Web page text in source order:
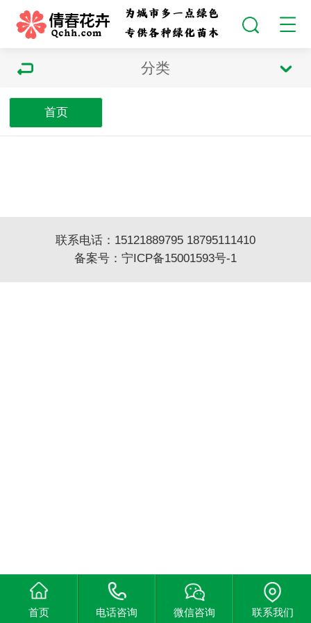
分类
首页
联系电话：15121889795 18795111410
备案号： 宁ICP备15001593号-1
首页 电话咨询 微信咨询 联系我们